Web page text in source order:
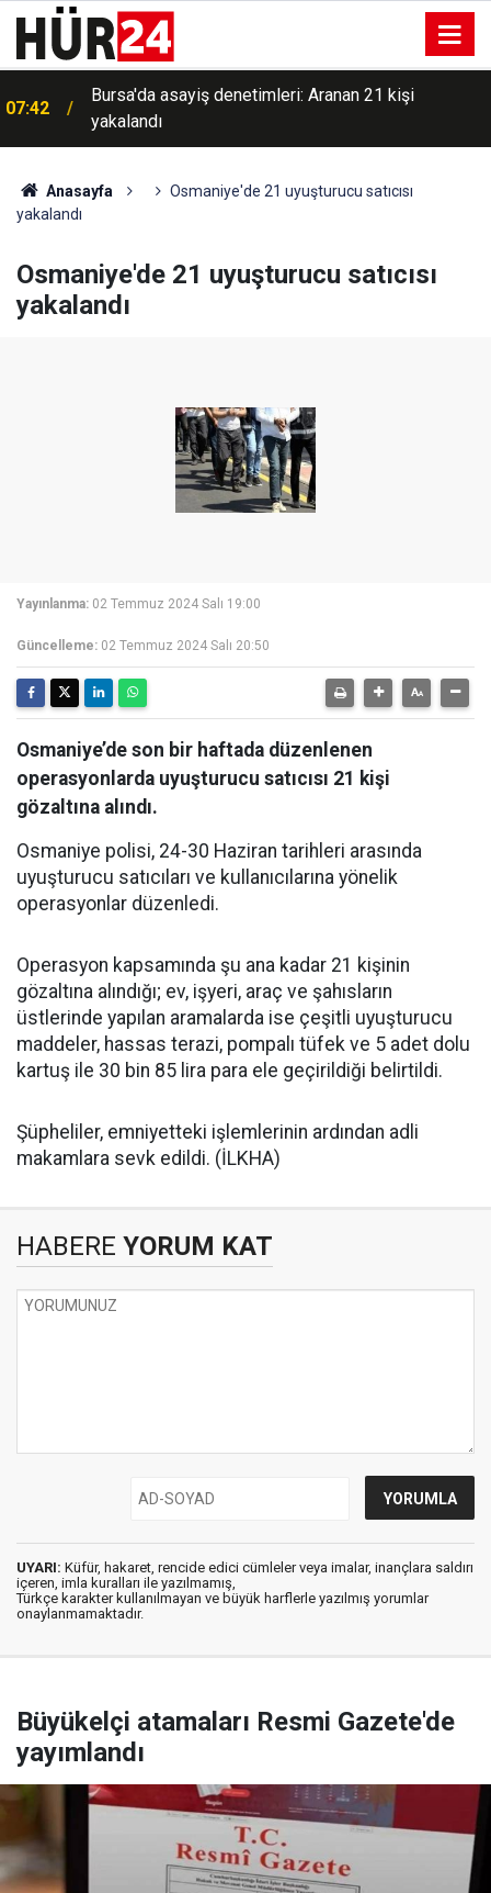
07:42
Bursa'da asayiş denetimleri: Aranan 21 kişi
yakalandı
Anasayfa
Osmaniye'de 21 uyuşturucu satıcısı
yakalandı
Osmaniye'de 21 uyuşturucu satıcısı
yakalandı
Yayınlanma: 02 Temmuz 2024 Salı 19:00
Güncelleme: 02 Temmuz 2024 Salı 20:50
Osmaniye’de son bir haftada düzenlenen
operasyonlarda uyuşturucu satıcısı 21 kişi
gözaltına alındı.
Osmaniye polisi, 24-30 Haziran tarihleri arasında
uyuşturucu satıcıları ve kullanıcılarına yönelik
operasyonlar düzenledi.
Operasyon kapsamında şu ana kadar 21 kişinin
gözaltına alındığı; ev, işyeri, araç ve şahısların
üstlerinde yapılan aramalarda ise çeşitli uyuşturucu
maddeler, hassas terazi, pompalı tüfek ve 5 adet dolu
kartuş ile 30 bin 85 lira para ele geçirildiği belirtildi.
Şüpheliler, emniyetteki işlemlerinin ardından adli
makamlara sevk edildi. (İLKHA)
HABERE YORUM KAT
UYARI: Küfür, hakaret, rencide edici cümleler veya imalar, inançlara saldırı
içeren, imla kuralları ile yazılmamış,
Türkçe karakter kullanılmayan ve büyük harflerle yazılmış yorumlar
onaylanmamaktadır.
Büyükelçi atamaları Resmi Gazete'de
yayımlandı